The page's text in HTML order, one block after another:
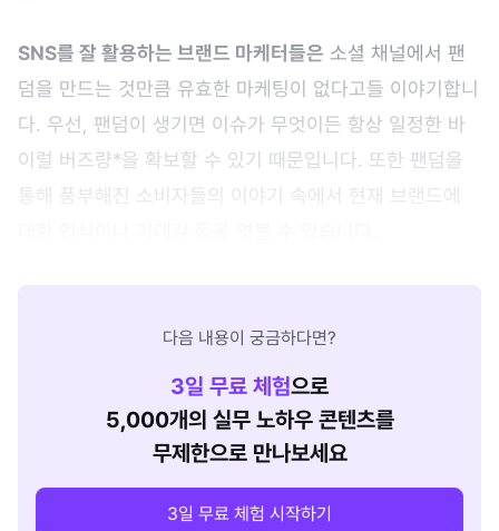
SNS를 잘 활용하는 브랜드 마케터들은 소셜 채널에서 팬
덤을 만드는 것만큼 유효한 마케팅이 없다고들 이야기합니
다. 우선, 팬덤이 생기면 이슈가 무엇이든 항상 일정한 바
이럴 버즈량*을 확보할 수 있기 때문입니다. 또한 팬덤을
통해 풍부해진 소비자들의 이야기 속에서 현재 브랜드에
다음 내용이 궁금하다면?
3일 무료 체험으로
5,000개의 실무 노하우 콘텐츠를
무제한으로 만나보세요
3일 무료 체험 시작하기